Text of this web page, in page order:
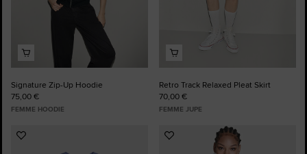
Signature Zip-Up Hoodie
75,00 €
FEMME HOODIE
Retro Track Relaxed Pleat Skirt
70,00 €
FEMME JUPE
Ajouter
Ajouter